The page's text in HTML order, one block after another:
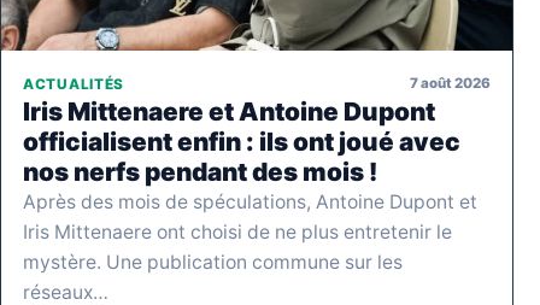
ACTUALITÉS 7 août 2026
Iris Mittenaere et Antoine Dupont
officialisent enfin : ils ont joué avec
nos nerfs pendant des mois !
Après des mois de spéculations, Antoine Dupont et
Iris Mittenaere ont choisi de ne plus entretenir le
mystère. Une publication commune sur les
réseaux…